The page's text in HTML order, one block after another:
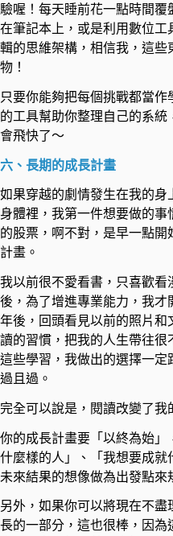
驗喔！每天睡前花一點時間
在筆記本上，或是利用數位工
輯的思維架構，相信我，這些
物！ ​
只要你能夠把每個挑戰都當
的工具幫助你整理自己的系
會飛快了～ ​
六、長期的成長計畫 ​
如果穿越的劇情發生在我的身
身體裡，我第一件想要做的
的股票，啊不對，是早一點
計畫。 ​
我以前很不愛看書，只喜歡看
後，為了增進專業能力，我才
年後，回頭看見以前的照片和
讀的習慣，把我的人生帶往很
這些學習，我做出的選擇一定
過且過。 ​
完全可以說是，閱讀改變了我
你的成長計畫要「以終為始」
什麼樣的人」、「我想要成就
未來結果的想像做為出發點來
另外，如果你可以將現在不
長的一部分，這也很棒，因為